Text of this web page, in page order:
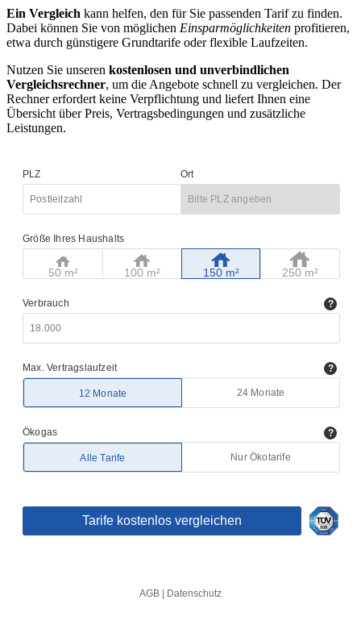
Ein Vergleich kann helfen, den für Sie passenden Tarif zu finden.
Dabei können Sie von möglichen Einsparmöglichkeiten profitieren,
etwa durch günstigere Grundtarife oder flexible Laufzeiten.
Nutzen Sie unseren kostenlosen und unverbindlichen
Vergleichsrechner, um die Angebote schnell zu vergleichen. Der
Rechner erfordert keine Verpflichtung und liefert Ihnen eine
Übersicht über Preis, Vertragsbedingungen und zusätzliche
Leistungen.